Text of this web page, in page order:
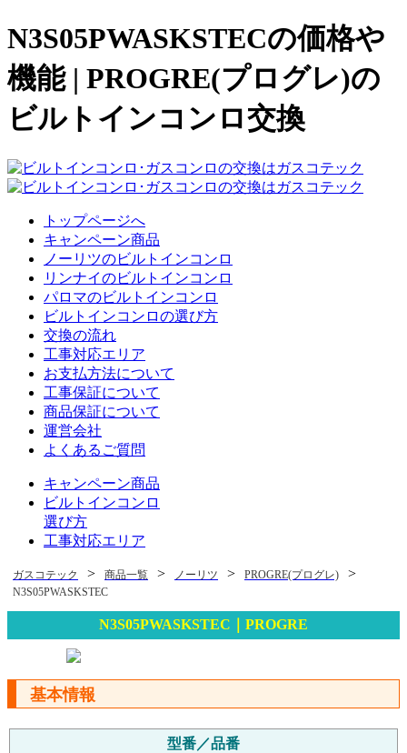
N3S05PWASKSTECの価格や
機能 | PROGRE(プログレ)の
ビルトインコンロ交換
トップページへ
キャンペーン商品
ノーリツのビルトインコンロ
リンナイのビルトインコンロ
パロマのビルトインコンロ
ビルトインコンロの選び方
交換の流れ
工事対応エリア
お支払方法について
工事保証について
商品保証について
運営会社
よくあるご質問
キャンペーン商品
ビルトインコンロ
選び方
工事対応エリア
ガスコテック > 商品一覧 > ノーリツ > PROGRE(プログレ) >
N3S05PWASKSTEC
N3S05PWASKSTEC｜PROGRE
基本情報
型番／品番